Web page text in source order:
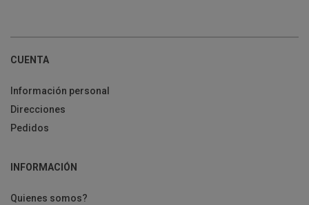
CUENTA
Información personal
Direcciones
Pedidos
INFORMACIÓN
Quienes somos?